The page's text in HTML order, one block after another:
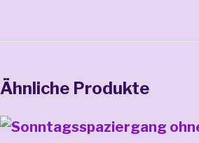
Ähnliche Produkte